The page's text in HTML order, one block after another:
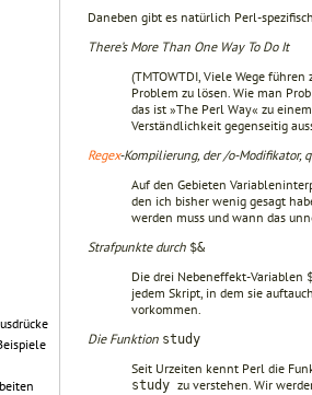
Daneben gibt es natürlich Perl-
There’s More Than One Way To Do It
(TMTOWTDI, Viele Wege
Problem zu lösen. Wie man
das ist »The Perl Way« zu
Verständlichkeit gegenseitig
Regex-Kompilierung, der /o-Modifikator,
Auf den Gebieten
den ich bisher wenig gesagt
werden muss und wann das
Strafpunkte durch $&
Die drei Nebeneffekt-Variablen
jedem Skript, in dem sie
vorkommen.
Die Funktion study
Seit Urzeiten kennt Perl die
study zu verstehen. Wir